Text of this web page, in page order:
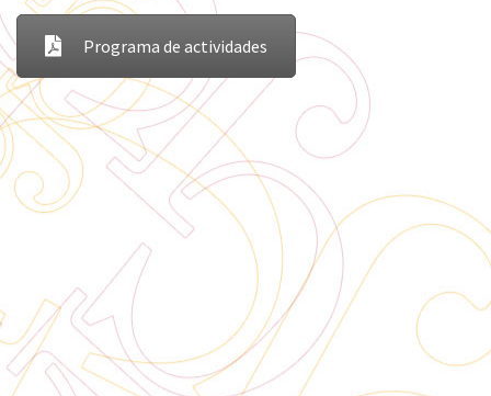
Programa de actividades